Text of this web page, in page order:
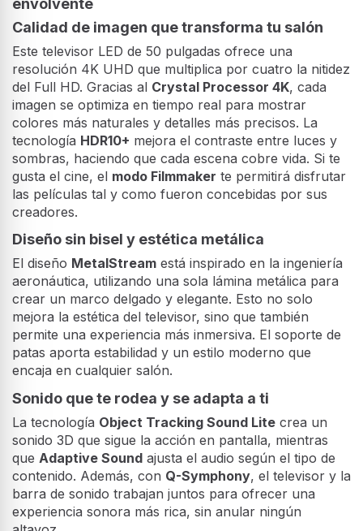
Calidad de imagen que transforma tu salón
Este televisor LED de 50 pulgadas ofrece una
resolución 4K UHD que multiplica por cuatro la nitidez
del Full HD. Gracias al Crystal Processor 4K, cada
imagen se optimiza en tiempo real para mostrar
colores más naturales y detalles más precisos. La
tecnología HDR10+ mejora el contraste entre luces y
sombras, haciendo que cada escena cobre vida. Si te
gusta el cine, el modo Filmmaker te permitirá disfrutar
las películas tal y como fueron concebidas por sus
creadores.
Diseño sin bisel y estética metálica
El diseño MetalStream está inspirado en la ingeniería
aeronáutica, utilizando una sola lámina metálica para
crear un marco delgado y elegante. Esto no solo
mejora la estética del televisor, sino que también
permite una experiencia más inmersiva. El soporte de
patas aporta estabilidad y un estilo moderno que
encaja en cualquier salón.
Sonido que te rodea y se adapta a ti
La tecnología Object Tracking Sound Lite crea un
sonido 3D que sigue la acción en pantalla, mientras
que Adaptive Sound ajusta el audio según el tipo de
contenido. Además, con Q-Symphony, el televisor y la
barra de sonido trabajan juntos para ofrecer una
experiencia sonora más rica, sin anular ningún